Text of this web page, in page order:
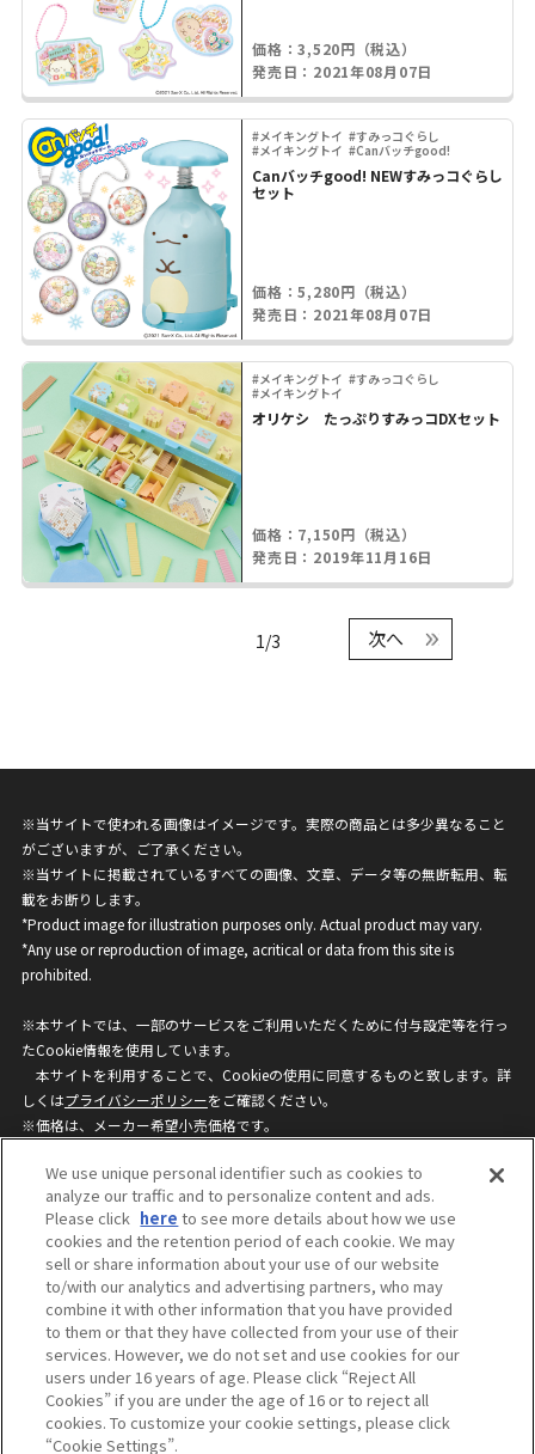
価格：3,520円（税込）
発売日：2021年08月07日
#メイキングトイ #すみっコぐらし
#メイキングトイ #Canバッチgood!
Canバッチgood! NEWすみっコぐらし
セット
価格：5,280円（税込）
発売日：2021年08月07日
#メイキングトイ #すみっコぐらし
#メイキングトイ
オリケシ たっぷりすみっコDXセット
価格：7,150円（税込）
発売日：2019年11月16日
1/3 次へ
※当サイトで使われる画像はイメージです。実際の商品とは多少異なること
がございますが、ご了承ください。
※当サイトに掲載されているすべての画像、文章、データ等の無断転用、転
載をお断りします。
*Product image for illustration purposes only. Actual product may vary.
*Any use or reproduction of image, acritical or data from this site is
prohibited.
※本サイトでは、一部のサービスをご利用いただくために付与設定等を行っ
たCookie情報を使用しています。
本サイトを利用することで、Cookieの使用に同意するものと致します。詳
しくはプライバシーポリシーをご確認ください。
※価格は、メーカー希望小売価格です。
ざいますのでご了承ください。
privacypolicy
Do Not Sell or Share My
Personal Information
ウェブサイトご利用条件
ソーシャルメディアポリシー
個人情報保護方針
お問い合わせ
©BANDAI
We use unique personal identifier such as cookies to
analyze our traffic and to personalize content and ads.
Please click here to see more details about how we use
cookies and the retention period of each cookie. We may
sell or share information about your use of our website
to/with our analytics and advertising partners, who may
combine it with other information that you have provided
to them or that they have collected from your use of their
services. However, we do not set and use cookies for our
users under 16 years of age. Please click “Reject All
Cookies” if you are under the age of 16 or to reject all
cookies. To customize your cookie settings, please click
“Cookie Settings”.